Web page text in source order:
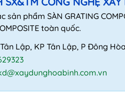
sản phẩm SÀN GRATING
toàn quốc.
Lập, KP Tân Lập, P Đông